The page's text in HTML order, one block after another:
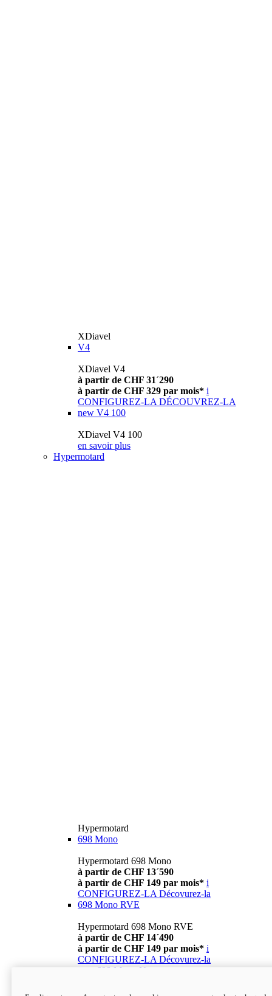
XDiavel
V4
XDiavel V4
à partir de CHF 31´290
à partir de CHF 329 par mois* i
CONFIGUREZ-LA DÉCOUVREZ-LA
new V4 100
XDiavel V4 100
en savoir plus
Hypermotard
Hypermotard
698 Mono
Hypermotard 698 Mono
à partir de CHF 13´590
à partir de CHF 149 par mois* i
CONFIGUREZ-LA Décovurez-la
698 Mono RVE
Hypermotard 698 Mono RVE
à partir de CHF 14´490
à partir de CHF 149 par mois* i
CONFIGUREZ-LA Décovurez-la
698 Mono Nera
Hypermotard 698 Mono Nera